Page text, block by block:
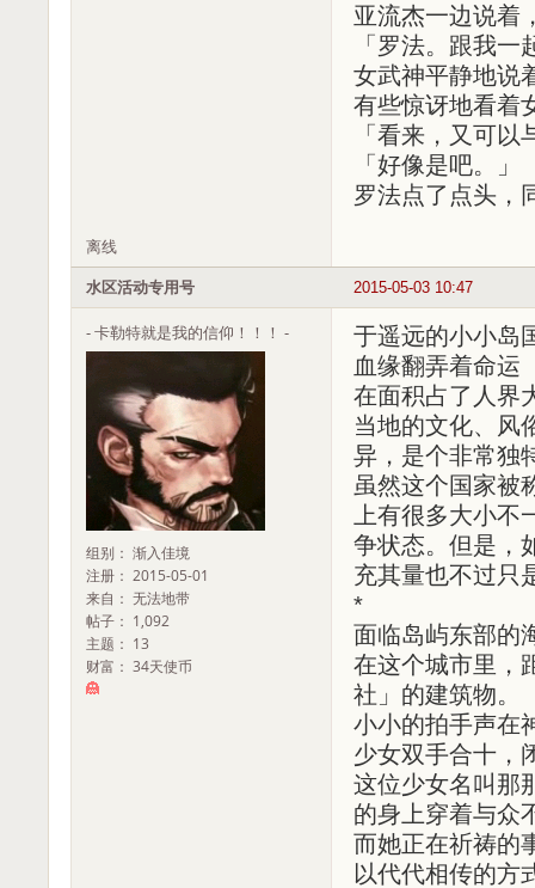
亚流杰一边说着
「罗法。跟我一
女武神平静地说
有些惊讶地看着
「看来，又可
「好像是吧。」
罗法点了点头，
离线
2015-05-03 10:47
水区活动专用号
- 卡勒特就是我的信仰！！！ -
组别： 渐入佳境
注册： 2015-05-01
来自： 无法地带
帖子： 1,092
主题： 13
财富： 34天使币
于遥远的小小岛
血缘翻弄着命运
在面积占了人界
当地的文化、风
异，是个非常独
虽然这个国家被
上有很多大小
争状态。但是，
充其量也不过只
*
面临岛屿东部的
在这个城市里，
社」的建筑物。
小小的拍手声在
少女双手合十，
这位少女名叫那
的身上穿着与众
而她正在祈祷的
以代代相传的方